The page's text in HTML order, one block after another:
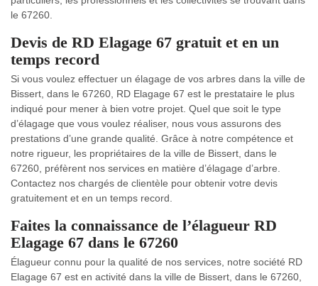
le 67260.
Devis de RD Elagage 67 gratuit et en un
temps record
Si vous voulez effectuer un élagage de vos arbres dans la ville de
Bissert, dans le 67260, RD Elagage 67 est le prestataire le plus
indiqué pour mener à bien votre projet. Quel que soit le type
d’élagage que vous voulez réaliser, nous vous assurons des
prestations d’une grande qualité. Grâce à notre compétence et
notre rigueur, les propriétaires de la ville de Bissert, dans le
67260, préfèrent nos services en matière d’élagage d’arbre.
Contactez nos chargés de clientèle pour obtenir votre devis
gratuitement et en un temps record.
Faites la connaissance de l’élagueur RD
Elagage 67 dans le 67260
Élagueur connu pour la qualité de nos services, notre société RD
Elagage 67 est en activité dans la ville de Bissert, dans le 67260,